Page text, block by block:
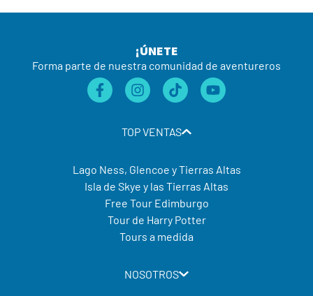
¡ÚNETE
Forma parte de nuestra comunidad de aventureros
TOP VENTAS
Lago Ness, Glencoe y Tierras Altas
Isla de Skye y las Tierras Altas
Free Tour Edimburgo
Tour de Harry Potter
Tours a medida
NOSOTROS